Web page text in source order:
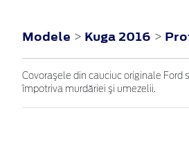
Modele > Kuga 2016 >
Covoraşele din cauciuc originale
împotriva murdăriei şi umezelii.